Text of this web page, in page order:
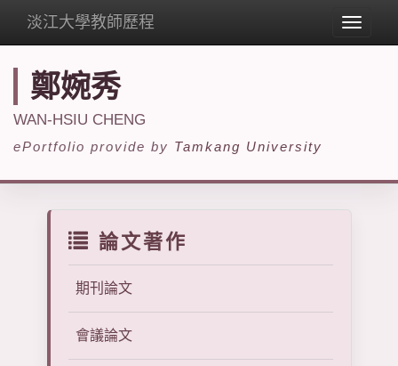
Toggle
淡江大學教師歷程
鄭婉秀
WAN-HSIU CHENG
ePortfolio provide by Tamkang University
論文著作
期刊論文
會議論文